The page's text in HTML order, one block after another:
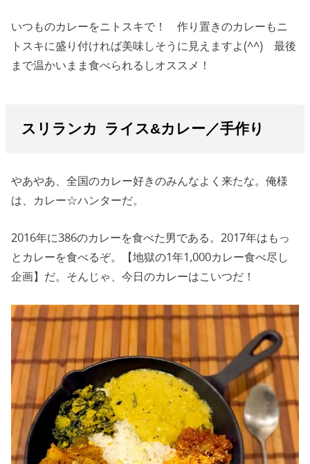
いつものカレーをニトスキで！ 作り置きのカレーもニ
トスキに盛り付ければ美味しそうに見えますよ(^^) 最後
まで温かいまま食べられるしオススメ！
スリランカ ライス&カレー／手作り
やあやあ、全国のカレー好きのみんなよく来たな。俺様
は、カレー☆ハンターだ。
2016年に386のカレーを食べた男である。2017年はもっ
とカレーを食べるぞ。【地獄の1年1,000カレー食べ尽し
企画】だ。そんじゃ、今日のカレーはこいつだ！